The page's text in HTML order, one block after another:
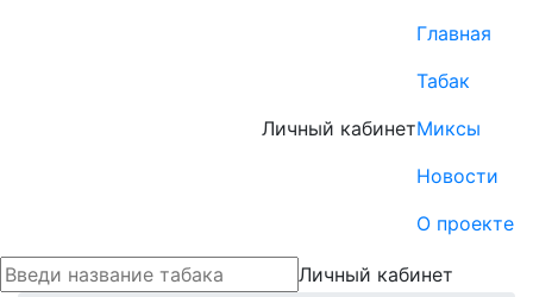
Личный кабинет
Главная
Табак
Миксы
Новости
О проекте
Личный кабинет